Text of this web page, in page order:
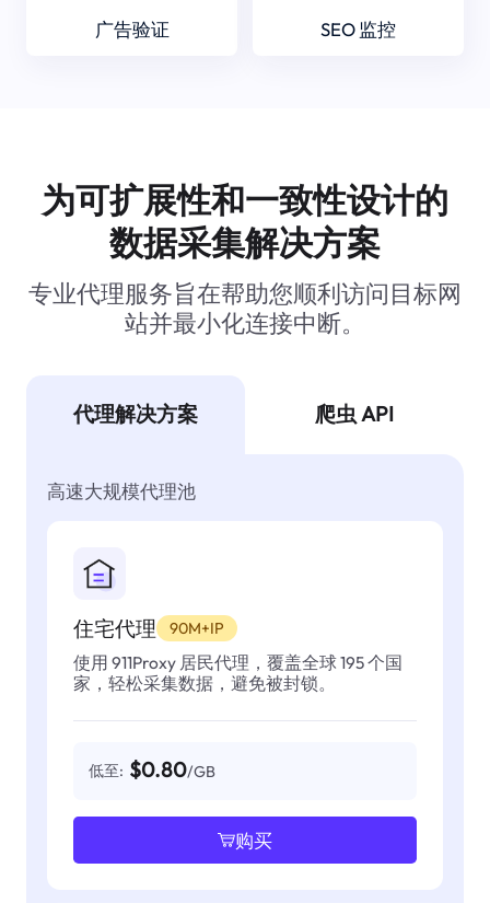
广告验证 SEO 监控
为可扩展性和一致性设计的
数据采集解决方案
专业代理服务旨在帮助您顺利访问目标网
站并最小化连接中断。
代理解决方案 爬虫 API
高速大规模代理池
住宅代理 90M+IP
使用 911Proxy 居民代理，覆盖全球 195 个国
家，轻松采集数据，避免被封锁。
低至: $0.80/GB
购买